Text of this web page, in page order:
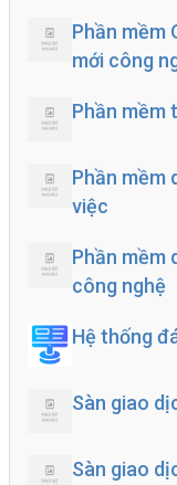
Phần mềm
mới công
Phần mềm
Phần mềm
việc
Phần mềm
công nghệ
Hệ thống
Sàn giao
Sàn giao